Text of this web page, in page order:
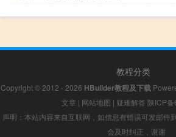
教程分类
Copyright © 2012 - 2026 HBuilder教程及下载
文章 | 网站地图 | 疑难解答 陕ICP
声明：本站内容来自互联网，如信息有错误可发邮件
会及时纠正，谢谢